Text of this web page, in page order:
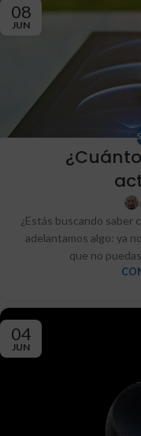
08
JUN
¿Estás buscando saber
adelantamos algo: ya
que no
04
JUN